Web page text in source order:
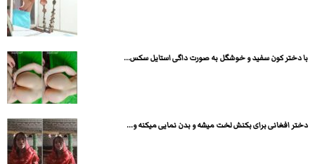
با دختر کون سفید و خوشگل به صورت داگی استایل سکس...
دختر افغانی برای بکنش لخت میشه و بدن نمایی میکنه و...